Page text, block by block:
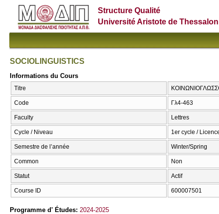
Structure Qualité
Université Aristote de
SOCIOLINGUISTICS
Informations du Cours
Titre
Code Γλ4-463
Faculty Lettres
Cycle / Niveau 1er cycle /
Semestre de l’année Winter/Spring
Common Non
Statut Actif
Course ID 600007501
Programme d' Études: 2024-2025